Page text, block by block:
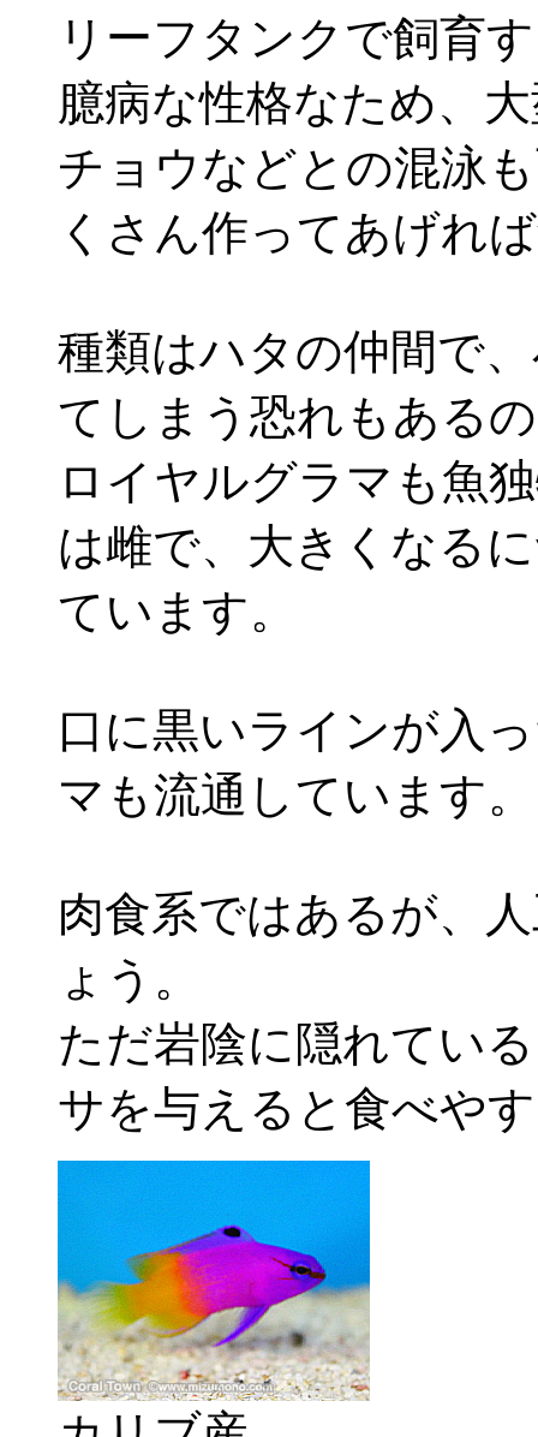
リーフタンクで飼育
臆病な性格なため、
チョウなどとの混泳
くさん作ってあげれ
種類はハタの仲間で
てしまう恐れもある
ロイヤルグラマも魚
は雌で、大きくなる
ています。
口に黒いラインが入
マも流通しています。
肉食系ではあるが、
ょう。
ただ岩陰に隠れてい
サを与えると食べや